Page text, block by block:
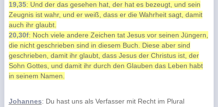
19,35: Und der das gesehen hat, der hat es bezeugt, und sein
Zeugnis ist wahr, und er weiß, dass er die Wahrheit sagt, damit
auch ihr glaubt.
20,30f: Noch viele andere Zeichen tat Jesus vor seinen Jüngern,
die nicht geschrieben sind in diesem Buch. Diese aber sind
geschrieben, damit ihr glaubt, dass Jesus der Christus ist, der
Sohn Gottes, und damit ihr durch den Glauben das Leben habt
in seinem Namen.
Johannes: Du hast uns als Verfasser mit Recht im Plural